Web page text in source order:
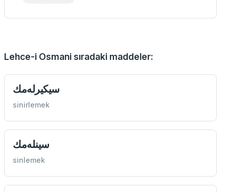
Lehce-i Osmani sıradaki maddeler:
سيكیرله‌مك
sinirlemek
سينله‌مك
sinlemek